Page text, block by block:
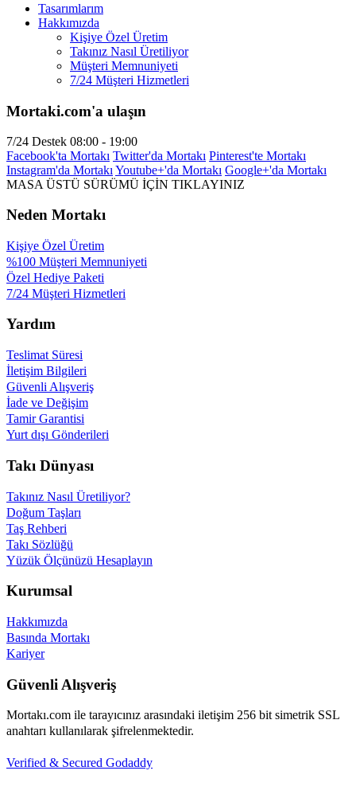
Tasarımlarım
Hakkımızda
Kişiye Özel Üretim
Takınız Nasıl Üretiliyor
Müşteri Memnuniyeti
7/24 Müşteri Hizmetleri
Mortaki.com'a ulaşın
7/24 Destek 08:00 - 19:00
Facebook'ta Mortakı Twitter'da Mortakı Pinterest'te Mortakı
Instagram'da Mortakı Youtube+'da Mortakı Google+'da Mortakı
MASA ÜSTÜ SÜRÜMÜ İÇİN TIKLAYINIZ
Neden Mortakı
Kişiye Özel Üretim
%100 Müşteri Memnuniyeti
Özel Hediye Paketi
7/24 Müşteri Hizmetleri
Yardım
Teslimat Süresi
İletişim Bilgileri
Güvenli Alışveriş
İade ve Değişim
Tamir Garantisi
Yurt dışı Gönderileri
Takı Dünyası
Takınız Nasıl Üretiliyor?
Doğum Taşları
Taş Rehberi
Takı Sözlüğü
Yüzük Ölçünüzü Hesaplayın
Kurumsal
Hakkımızda
Basında Mortakı
Kariyer
Güvenli Alışveriş
Mortakı.com ile tarayıcınız arasındaki iletişim 256 bit simetrik SSL
anahtarı kullanılarak şifrelenmektedir.
Verified & Secured Godaddy